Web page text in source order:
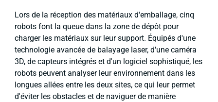
Lors de la réception des matériaux d'emballage, cinq
robots font la queue dans la zone de dépôt pour
charger les matériaux sur leur support. Équipés d'une
technologie avancée de balayage laser, d'une caméra
3D, de capteurs intégrés et d'un logiciel sophistiqué, les
robots peuvent analyser leur environnement dans les
longues allées entre les deux sites, ce qui leur permet
d'éviter les obstacles et de naviguer de manière